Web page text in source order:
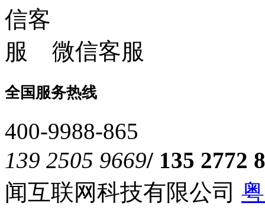
微信客服
全国服务热线
400-9988-865
139 2505 9669/ 135 2772
闻互联网科技有限公司